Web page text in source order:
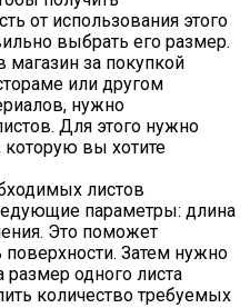
от использования этого
выбрать его размер.
магазин за покупкой
или другом
нужно
Для этого нужно
которую вы хотите
листов
параметры: длина
Это поможет
Затем нужно
одного листа
количество требуемых